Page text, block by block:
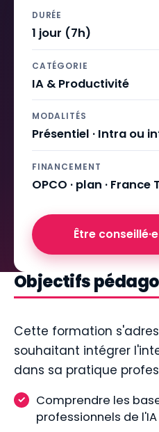
DURÉE
1 jour (7h)
CATÉGORIE
IA & Productivité
MODALITÉS
Présentiel · Intra ou
FINANCEMENT
OPCO · plan · France
Être
Objectifs
Cette formation
souhaitant intégrer
dans sa pratique
Comprendre les
professionnels de l'IA